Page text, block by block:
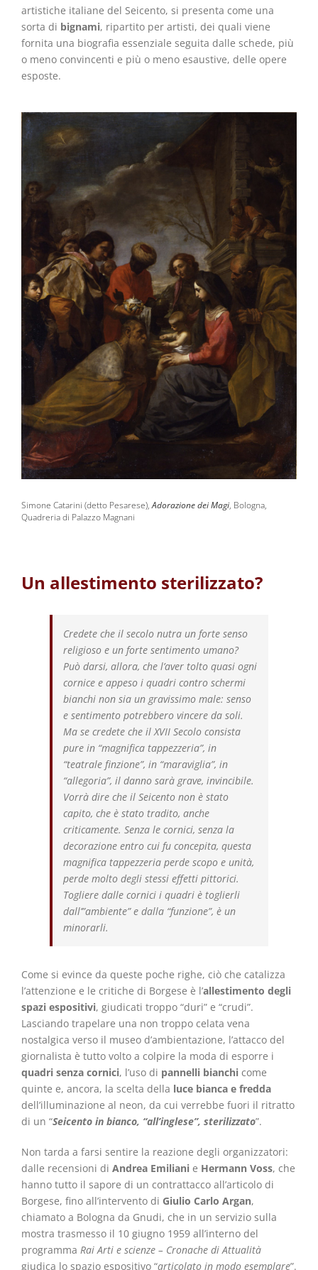
artistiche italiane del Seicento, si presenta come una
sorta di bignami, ripartito per artisti, dei quali viene
fornita una biografia essenziale seguita dalle schede, più
o meno convincenti e più o meno esaustive, delle opere
esposte.
Simone Catarini (detto Pesarese),Adorazione dei Magi, Bologna,
Quadreria di Palazzo Magnani
Un allestimento sterilizzato?
Credete che il secolo nutra un forte senso
religioso e un forte sentimento umano?
Può darsi, allora, che l’aver tolto quasi ogni
cornice e appeso i quadri contro schermi
bianchi non sia un gravissimo male: senso
e sentimento potrebbero vincere da soli.
Ma se credete che il XVII Secolo consista
pure in “magnifica tappezzeria”, in
“teatrale finzione”, in “maraviglia”, in
“allegoria”, il danno sarà grave, invincibile.
Vorrà dire che il Seicento non è stato
capito, che è stato tradito, anche
criticamente. Senza le cornici, senza la
decorazione entro cui fu concepita, questa
magnifica tappezzeria perde scopo e unità,
perde molto degli stessi effetti pittorici.
Togliere dalle cornici i quadri è toglierli
dall’”ambiente” e dalla “funzione”, è un
minorarli.
Come si evince da queste poche righe, ciò che catalizza
l’attenzione e le critiche di Borgese è l’allestimento degli
spazi espositivi, giudicati troppo “duri” e “crudi”.
Lasciando trapelare una non troppo celata vena
nostalgica verso il museo d’ambientazione, l’attacco del
giornalista è tutto volto a colpire la moda di esporre i
quadri senza cornici, l’uso di pannelli bianchi come
quinte e, ancora, la scelta della luce bianca e fredda
dell’illuminazione al neon, da cui verrebbe fuori il ritratto
di un “Seicento in bianco, “all’inglese”, sterilizzato”.
Non tarda a farsi sentire la reazione degli organizzatori:
dalle recensioni di Andrea Emiliani e Hermann Voss, che
hanno tutto il sapore di un contrattacco all’articolo di
Borgese, fino all’intervento di Giulio Carlo Argan,
chiamato a Bologna da Gnudi, che in un servizio sulla
mostra trasmesso il 10 giugno 1959 all’interno del
programma Rai Arti e scienze – Cronache di Attualità
giudica lo spazio espositivo “articolato in modo esemplare”.